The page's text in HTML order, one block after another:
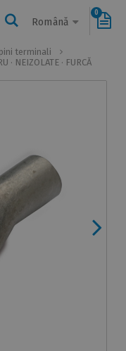
Română
0
terminali
· NEIZOLATE · FURCĂ